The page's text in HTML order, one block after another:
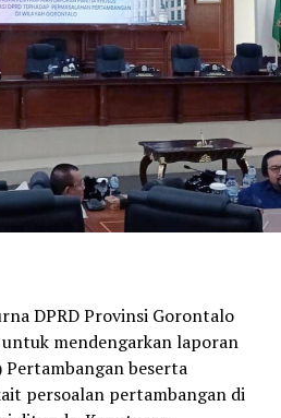
DPRD Provinsi Gorontalo
mendengarkan laporan
Pertambangan beserta
persoalan pertambangan di